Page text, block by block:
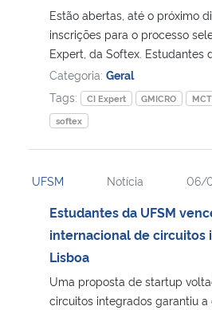
Ministério da Mulher, da Família e dos
Secretaria-Geral
Secretaria de Governo
Banco Central do Brasil
Estão abertas, até o próximo
inscrições para o processo
Expert, da Softex. Estudantes
Categoria: Geral
Tags:
CI Expert GMICRO
softex
UFSM Notícia 06/
Estudantes da UFSM
internacional de circuitos
Lisboa
Uma proposta de startup
circuitos integrados garantiu